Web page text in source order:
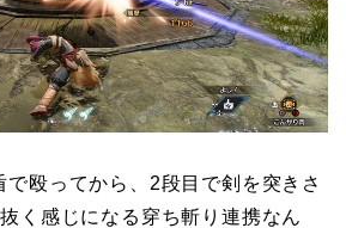
で殴ってから、2段目で剣を突きさ
く感じになる穿ち斬り連携なん